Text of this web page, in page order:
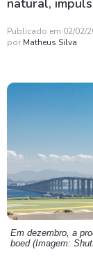
natural,
Publicado em 02/02/
por Matheus Silva
Em dezembro, a
boed (Imagem: